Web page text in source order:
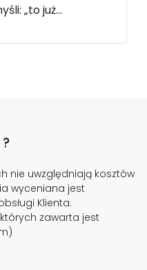
„to już...
nie uwzględniają kosztów
wyceniana jest
Klienta.
zawarta jest